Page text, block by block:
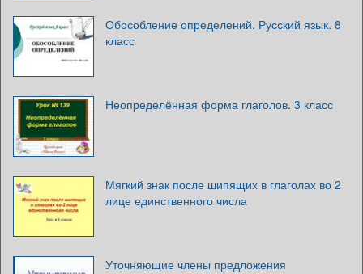
Обособление определений. Русский язык. 8
класс
Неопределённая форма глаголов. 3 класс
Мягкий знак после шипящих в глаголах во 2
лице единственного числа
Уточняющие члены предложения